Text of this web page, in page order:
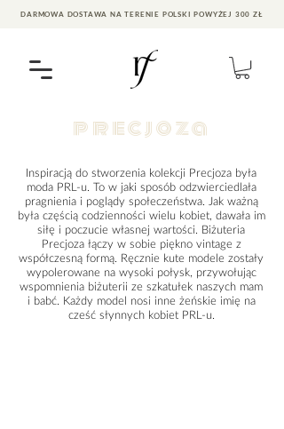
DARMOWA DOSTAWA NA TERENIE POLSKI POWYŻEJ 300 ZŁ
precjoza
Inspiracją do stworzenia kolekcji Precjoza była
moda PRL-u. To w jaki sposób odzwierciedlała
pragnienia i poglądy społeczeństwa. Jak ważną
była częścią codzienności wielu kobiet, dawała im
siłę i poczucie własnej wartości. Biżuteria
Precjoza łączy w sobie piękno vintage z
współczesną formą. Ręcznie kute modele zostały
wypolerowane na wysoki połysk, przywołując
wspomnienia biżuterii ze szkatułek naszych mam
i babć. Każdy model nosi inne żeńskie imię na
cześć słynnych kobiet PRL-u.